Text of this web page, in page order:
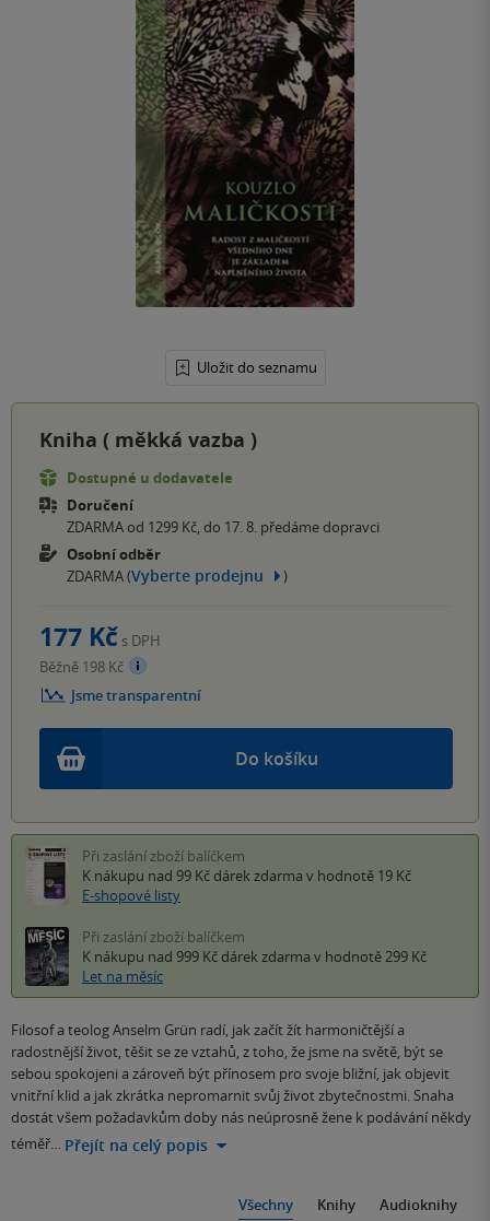
Uložit do seznamu
Kniha ( měkká vazba )
Dostupné u dodavatele
Doručení
ZDARMA od 1299 Kč, do 17. 8. předáme dopravci
Osobní odběr
ZDARMA (Vyberte prodejnu )
Do košíku
177 Kč s DPH
Běžně 198 Kč
Jsme transparentní
Při zaslání zboží balíčkem
K nákupu nad 99 Kč dárek zdarma v hodnotě 19 Kč
E-shopové listy
Při zaslání zboží balíčkem
K nákupu nad 999 Kč dárek zdarma v hodnotě 299 Kč
Let na měsíc
Filosof a teolog Anselm Grün radí, jak začít žít harmoničtější a
radostnější život, těšit se ze vztahů, z toho, že jsme na světě, být se
sebou spokojeni a zároveň být přínosem pro svoje bližní, jak objevit
vnitřní klid a jak zkrátka nepromarnit svůj život zbytečnostmi. Snaha
dostát všem požadavkům doby nás neúprosně žene k podávání někdy
téměř… Přejít na celý popis
Všechny Knihy Audioknihy